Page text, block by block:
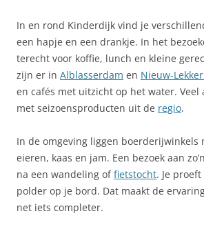
In en rond Kinderdijk vind je
een hapje en een drankje. In het
terecht voor koffie, lunch en kleine
zijn er in Alblasserdam en Nieuw-
en cafés met uitzicht op het water. Veel
met seizoensproducten uit de regio.
In de omgeving liggen boerderijwinkels
eieren, kaas en jam. Een bezoek aan zo’n
na een wandeling offietstocht. Je
polder op je bord. Dat maakt de
net iets completer.